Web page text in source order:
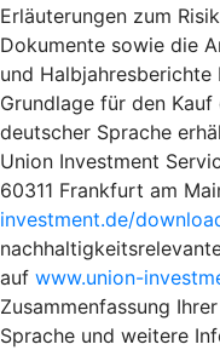
Erläuterungen zum
Dokumente sowie die
und
Grundlage für den
deutscher Sprache
Union Investment
60311 Frankfurt am
investment.de/
auf www.union-
Zusammenfassung
Sprache und weitere